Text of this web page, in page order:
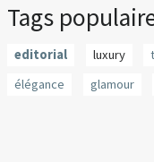
Tags
editorial luxury
élégance
glamour